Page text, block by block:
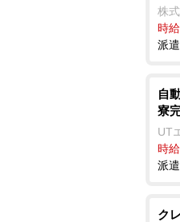
株
時
派
自
寮
UT
時
派
ク